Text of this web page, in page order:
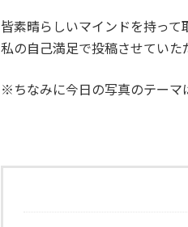
皆素晴らしいマインドを持って
私の自己満足で投稿させていた
※ちなみに今日の写真のテーマ